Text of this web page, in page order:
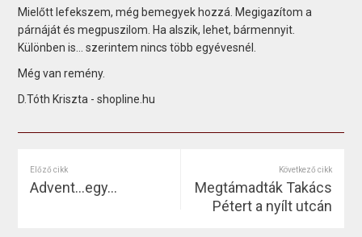
Mielőtt lefekszem, még bemegyek hozzá. Megigazítom a
párnáját és megpuszilom. Ha alszik, lehet, bármennyit.
Különben is... szerintem nincs több egyévesnél.
Még van remény.
D.Tóth Kriszta - shopline.hu
Előző cikk
Advent…egy…
Következő cikk
Megtámadták Takács
Pétert a nyílt utcán